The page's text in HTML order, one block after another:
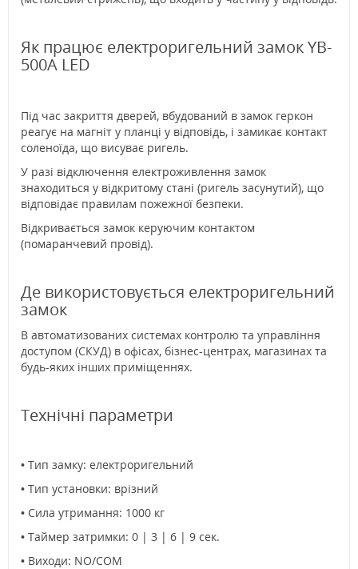
Як працює електроригельний замок YB-
500A LED
Під час закриття дверей, вбудований в замок геркон
реагує на магніт у планці у відповідь, і замикає контакт
соленоїда, що висуває ригель.
У разі відключення електроживлення замок
знаходиться у відкритому стані (ригель засунутий), що
відповідає правилам пожежної безпеки.
Відкривається замок керуючим контактом
(помаранчевий провід).
Де використовується електроригельний
замок
В автоматизованих системах контролю та управління
доступом (СКУД) в офісах, бізнес-центрах, магазинах та
будь-яких інших приміщеннях.
Технічні параметри
• Тип замку: електроригельний
• Тип установки: врізний
• Сила утримання: 1000 кг
• Таймер затримки: 0 | 3 | 6 | 9 сек.
• Виходи: NO/COM